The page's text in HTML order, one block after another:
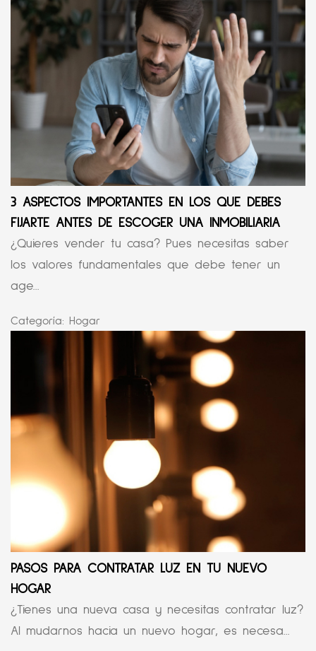
3 ASPECTOS IMPORTANTES EN LOS QUE DEBES
FIJARTE ANTES DE ESCOGER UNA INMOBILIARIA
¿Quieres vender tu casa? Pues necesitas saber
los valores fundamentales que debe tener un
age...
Categoría: Hogar
PASOS PARA CONTRATAR LUZ EN TU NUEVO
HOGAR
¿Tienes una nueva casa y necesitas contratar luz?
Al mudarnos hacia un nuevo hogar, es necesa...